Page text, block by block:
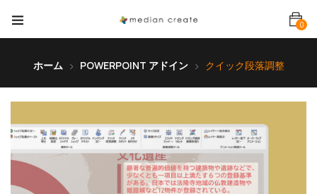
0
ホーム POWERPOINT アドイン クイック段落調整